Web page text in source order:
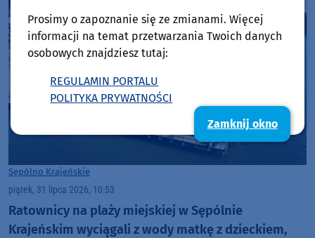
Sępólno Krajeńskie
piątek, 31 lipca 2026, 10:53
Ratownicy na plaży miejskiej w Sępólnie
Krajeńskim wyciągali z wody matkę z dzieckiem,
Prosimy o zapoznanie się ze zmianami. Więcej
informacji na temat przetwarzania Twoich danych
osobowych znajdziesz tutaj:
REGULAMIN PORTALU
POLITYKA PRYWATNOŚCI
Zamknij okno